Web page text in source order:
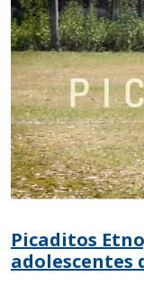
Picaditos
adolescentes